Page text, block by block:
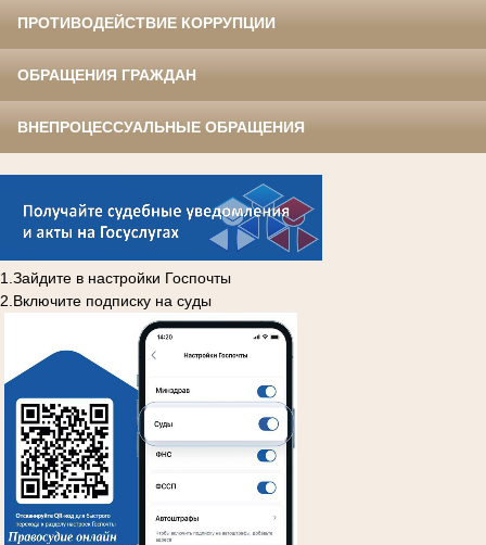
ПРОТИВОДЕЙСТВИЕ КОРРУПЦИИ
ОБРАЩЕНИЯ ГРАЖДАН
ВНЕПРОЦЕССУАЛЬНЫЕ ОБРАЩЕНИЯ
1.Зайдите в настройки Госпочты
2.Включите подписку на суды